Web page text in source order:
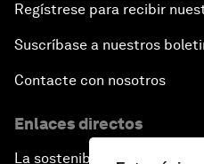
Regístrese para recibir
Suscríbase a nuestros
Contacte con nosotros
Enlaces directos
La sostenibilidad en el Foro